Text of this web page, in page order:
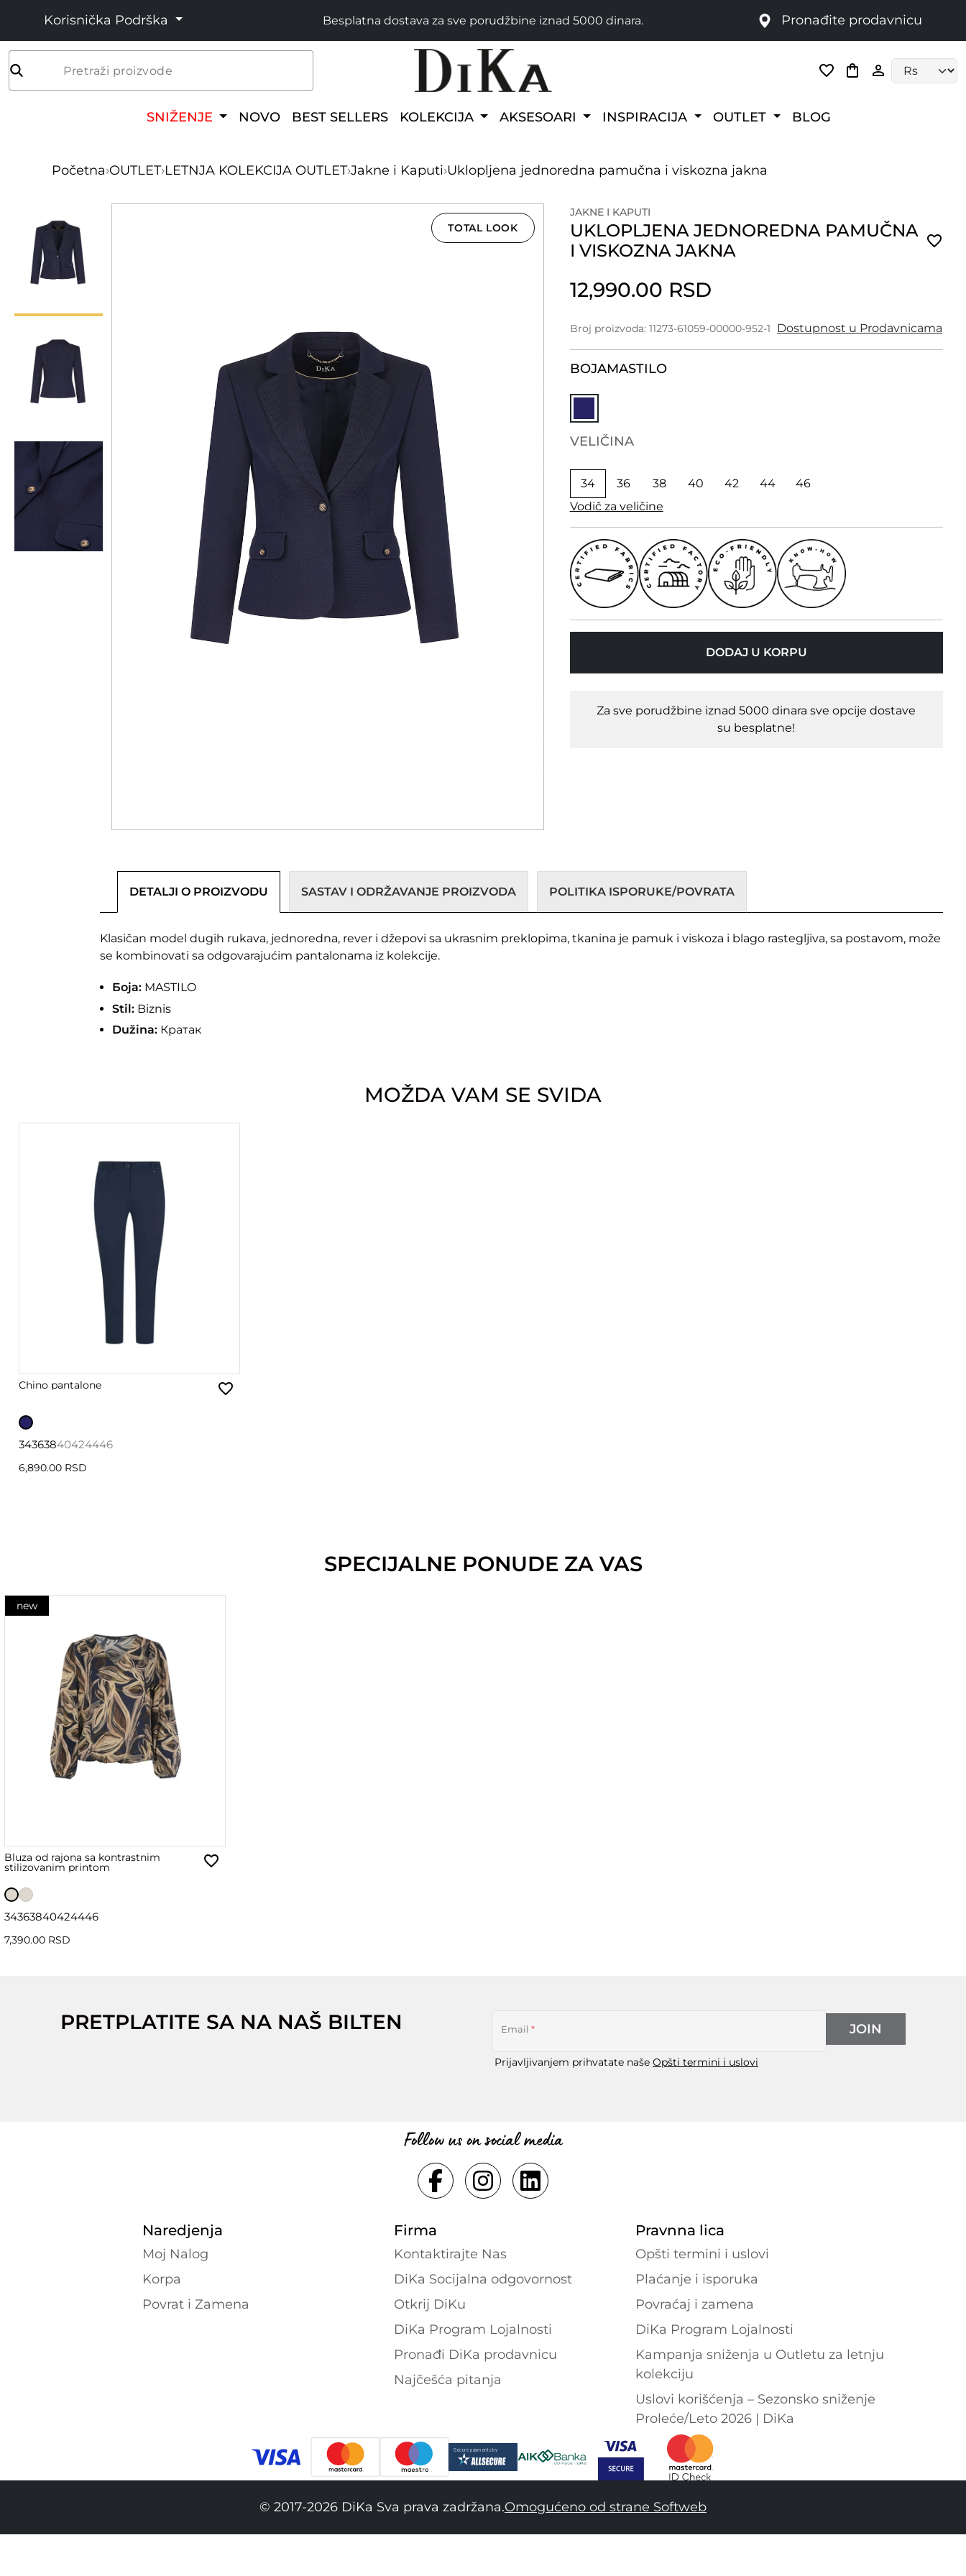
Korisnička Podrška Besplatna dostava za sve porudžbine iznad 5000 dinara. Pronađite prodavnicu
Pretraži proizvode
SNIŽENJE NOVO BEST SELLERS KOLEKCIJA AKSESOARI INSPIRACIJA OUTLET BLOG
Početna›OUTLET›LETNJA KOLEKCIJA OUTLET›Jakne i Kaputi›Uklopljena jednoredna pamučna i viskozna jakna
TOTAL LOOK
JAKNE I KAPUTI
UKLOPLJENA JEDNOREDNA PAMUČNA
I VISKOZNA JAKNA
12,990.00 RSD
Broj proizvoda: 11273-61059-00000-952-1 Dostupnost u Prodavnicama
BOJAMASTILO
VELIČINA
34 36 38 40 42 44
46
Vodič za veličine
DODAJ U KORPU
Za sve porudžbine iznad 5000 dinara sve opcije dostave
su besplatne!
DETALJI O PROIZVODU SASTAV I ODRŽAVANJE PROIZVODA POLITIKA ISPORUKE/POVRATA
Klasičan model dugih rukava, jednoredna, rever i džepovi sa ukrasnim preklopima, tkanina je pamuk i viskoza i blago rastegljiva, sa postavom, može
se kombinovati sa odgovarajućim pantalonama iz kolekcije.
Боја: MASTILO
Stil: Biznis
Dužina: Кратак
MOŽDA VAM SE SVIDA
Chino pantalone
34363840424446
6,890.00 RSD
SPECIJALNE PONUDE ZA VAS
new
Bluza od rajona sa kontrastnim
stilizovanim printom
34363840424446
7,390.00 RSD
PRETPLATITE SA NA NAŠ BILTEN Email *
Prijavljivanjem prihvatate naše Opšti termini i uslovi
JOIN
Follow us on social media
Naredjenja
Moj Nalog
Korpa
Povrat i Zamena
Firma
Kontaktirajte Nas
DiKa Socijalna odgovornost
Otkrij DiKu
DiKa Program Lojalnosti
Pronađi DiKa prodavnicu
Najčešća pitanja
Pravnna lica
Opšti termini i uslovi
Plaćanje i isporuka
Povraćaj i zamena
DiKa Program Lojalnosti
Kampanja sniženja u Outletu za letnju
kolekciju
Uslovi korišćenja – Sezonsko sniženje
Proleće/Leto 2026 | DiKa
© 2017-2026 DiKa Sva prava zadržana.Omogućeno od strane Softweb